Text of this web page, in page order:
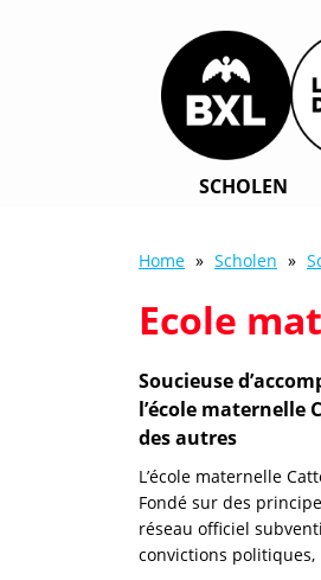
Main
SCHOLEN
Kruimelpad
Home Scholen
Ecole
Intro
Soucieuse
l’école maternelle
des autres
L’école maternelle
Fondé sur des
réseau officiel
convictions